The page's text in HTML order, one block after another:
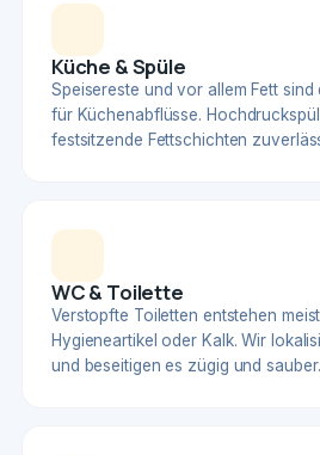
Küche & Spüle
Speisereste und vor allem Fett sind
für Küchenabflüsse.
festsitzende Fettschichten
WC & Toilette
Verstopfte Toiletten entstehen
Hygieneartikel oder Kalk. Wir
und beseitigen es zügig und sauber.